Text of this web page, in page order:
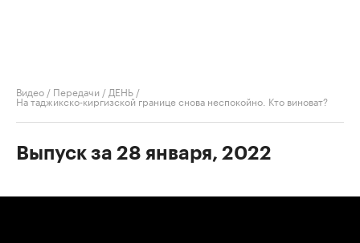
Видео / Передачи / ДЕНЬ /
На таджикско-киргизской границе снова неспокойно. Кто виноват?
Выпуск за 28 января, 2022